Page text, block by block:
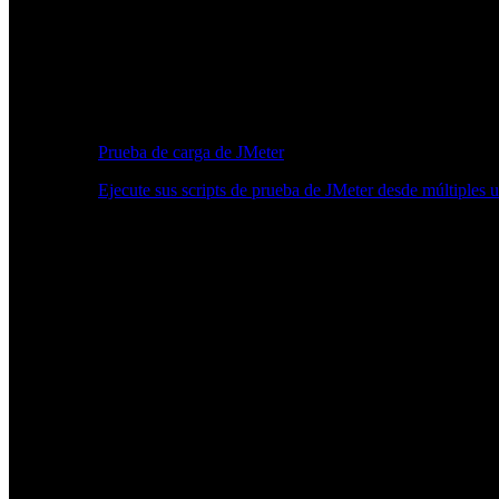
Prueba de carga de JMeter
Ejecute sus scripts de prueba de JMeter desde múltiples